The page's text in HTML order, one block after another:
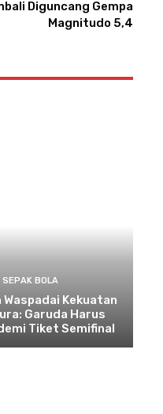
Diguncang Gempa
Magnitudo 5,4
SEPAK BOLA
Waspadai Kekuatan
Garuda Harus
Tiket Semifinal